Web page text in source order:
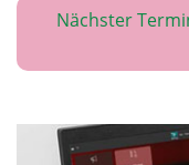
Nächster